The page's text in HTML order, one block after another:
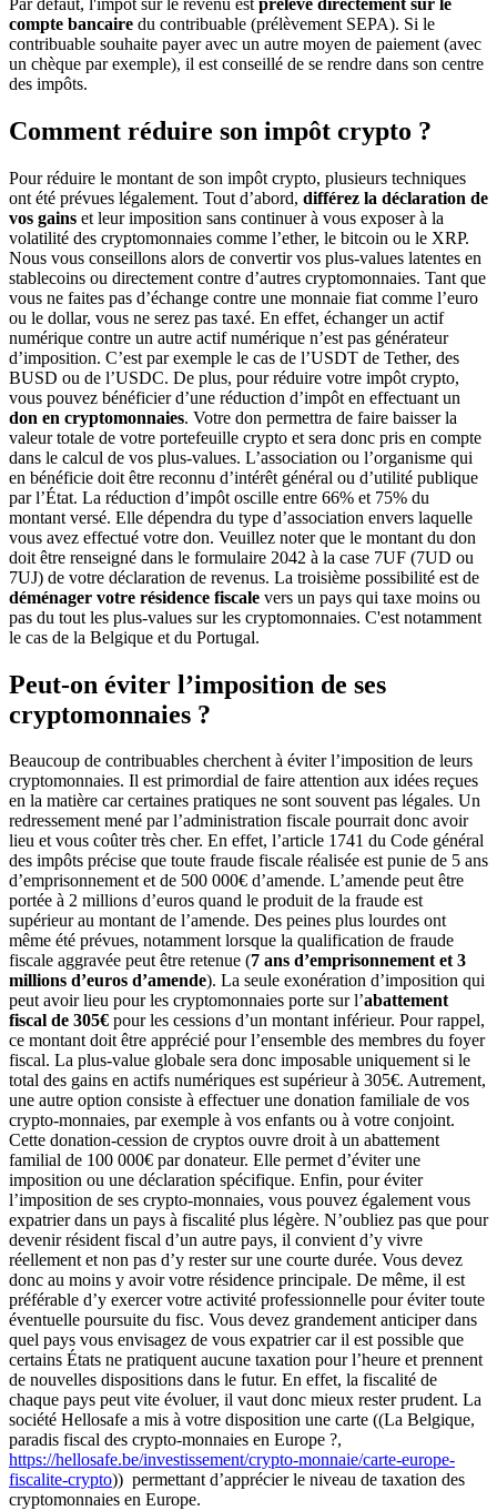
compte bancaire du contribuable (prélèvement SEPA). Si le
contribuable souhaite payer avec un autre moyen de paiement (avec
un chèque par exemple), il est conseillé de se rendre dans son centre
des impôts.
Comment réduire son impôt crypto ?
Pour réduire le montant de son impôt crypto, plusieurs techniques
ont été prévues légalement. Tout d’abord, différez la déclaration de
vos gains et leur imposition sans continuer à vous exposer à la
volatilité des cryptomonnaies comme l’ether, le bitcoin ou le XRP.
Nous vous conseillons alors de convertir vos plus-values latentes en
stablecoins ou directement contre d’autres cryptomonnaies. Tant que
vous ne faites pas d’échange contre une monnaie fiat comme l’euro
ou le dollar, vous ne serez pas taxé. En effet, échanger un actif
numérique contre un autre actif numérique n’est pas générateur
d’imposition. C’est par exemple le cas de l’USDT de Tether, des
BUSD ou de l’USDC. De plus, pour réduire votre impôt crypto,
vous pouvez bénéficier d’une réduction d’impôt en effectuant un
don en cryptomonnaies. Votre don permettra de faire baisser la
valeur totale de votre portefeuille crypto et sera donc pris en compte
dans le calcul de vos plus-values. L’association ou l’organisme qui
en bénéficie doit être reconnu d’intérêt général ou d’utilité publique
par l’État. La réduction d’impôt oscille entre 66% et 75% du
montant versé. Elle dépendra du type d’association envers laquelle
vous avez effectué votre don. Veuillez noter que le montant du don
doit être renseigné dans le formulaire 2042 à la case 7UF (7UD ou
7UJ) de votre déclaration de revenus. La troisième possibilité est de
déménager votre résidence fiscale vers un pays qui taxe moins ou
pas du tout les plus-values sur les cryptomonnaies. C'est notamment
le cas de la Belgique et du Portugal.
Peut-on éviter l’imposition de ses
cryptomonnaies ?
Beaucoup de contribuables cherchent à éviter l’imposition de leurs
cryptomonnaies. Il est primordial de faire attention aux idées reçues
en la matière car certaines pratiques ne sont souvent pas légales. Un
redressement mené par l’administration fiscale pourrait donc avoir
lieu et vous coûter très cher. En effet, l’article 1741 du Code général
des impôts précise que toute fraude fiscale réalisée est punie de 5 ans
d’emprisonnement et de 500 000€ d’amende. L’amende peut être
portée à 2 millions d’euros quand le produit de la fraude est
supérieur au montant de l’amende. Des peines plus lourdes ont
même été prévues, notamment lorsque la qualification de fraude
fiscale aggravée peut être retenue (7 ans d’emprisonnement et 3
millions d’euros d’amende). La seule exonération d’imposition qui
peut avoir lieu pour les cryptomonnaies porte sur l’abattement
fiscal de 305€ pour les cessions d’un montant inférieur. Pour rappel,
ce montant doit être apprécié pour l’ensemble des membres du foyer
fiscal. La plus-value globale sera donc imposable uniquement si le
total des gains en actifs numériques est supérieur à 305€. Autrement,
une autre option consiste à effectuer une donation familiale de vos
crypto-monnaies, par exemple à vos enfants ou à votre conjoint.
Cette donation-cession de cryptos ouvre droit à un abattement
familial de 100 000€ par donateur. Elle permet d’éviter une
imposition ou une déclaration spécifique. Enfin, pour éviter
l’imposition de ses crypto-monnaies, vous pouvez également vous
expatrier dans un pays à fiscalité plus légère. N’oubliez pas que pour
devenir résident fiscal d’un autre pays, il convient d’y vivre
réellement et non pas d’y rester sur une courte durée. Vous devez
donc au moins y avoir votre résidence principale. De même, il est
préférable d’y exercer votre activité professionnelle pour éviter toute
éventuelle poursuite du fisc. Vous devez grandement anticiper dans
quel pays vous envisagez de vous expatrier car il est possible que
certains États ne pratiquent aucune taxation pour l’heure et prennent
de nouvelles dispositions dans le futur. En effet, la fiscalité de
chaque pays peut vite évoluer, il vaut donc mieux rester prudent. La
société Hellosafe a mis à votre disposition une carte ((La Belgique,
paradis fiscal des crypto-monnaies en Europe ?,
https://hellosafe.be/investissement/crypto-monnaie/carte-europe-
fiscalite-crypto)) permettant d’apprécier le niveau de taxation des
cryptomonnaies en Europe.